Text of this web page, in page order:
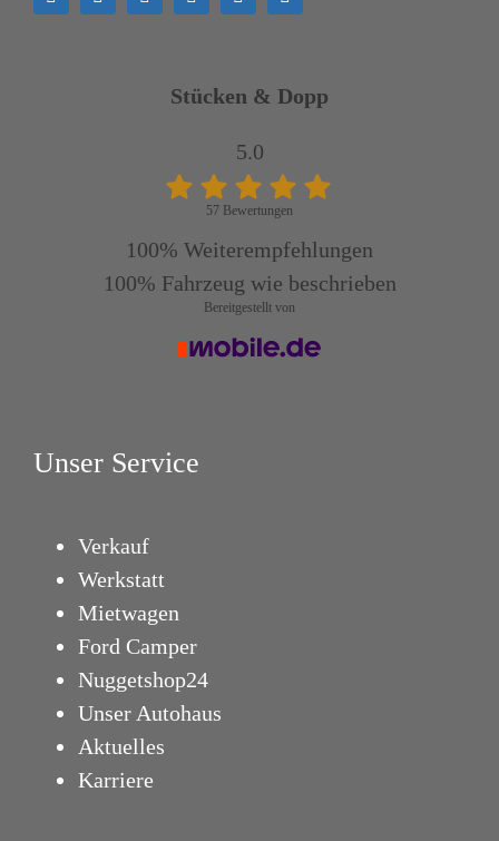
Stücken & Dopp
5.0
57 Bewertungen
100% Weiterempfehlungen
100% Fahrzeug wie beschrieben
Bereitgestellt von
Unser Service
Verkauf
Werkstatt
Mietwagen
Ford Camper
Nuggetshop24
Unser Autohaus
Aktuelles
Karriere